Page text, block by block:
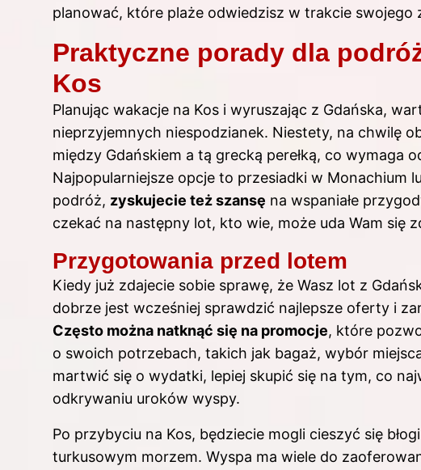
planować, które plaże odwiedzisz w trakcie
Praktyczne porady dla
Kos
Planując wakacje na Kos i wyruszając z Gdańska,
nieprzyjemnych niespodzianek. Niestety, na chwilę
między Gdańskiem a tą grecką perełką, co wymaga
Najpopularniejsze opcje to przesiadki w Monachium
podróż, zyskujecie też szansę na wspaniałe
czekać na następny lot, kto wie, może uda Wam się
Przygotowania przed lotem
Kiedy już zdajecie sobie sprawę, że Wasz lot z
dobrze jest wcześniej sprawdzić najlepsze oferty i
Często można natknąć się na promocje, które
o swoich potrzebach, takich jak bagaż, wybór
martwić się o wydatki, lepiej skupić się na tym, co
odkrywaniu uroków wyspy.
Po przybyciu na Kos, będziecie mogli cieszyć się
turkusowym morzem. Wyspa ma wiele do